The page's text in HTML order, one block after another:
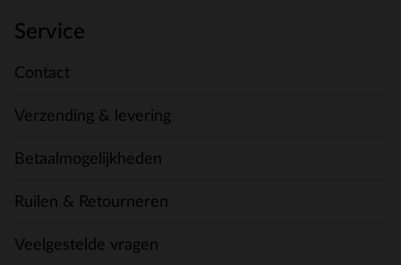
Service
Contact
Verzending & levering
Betaalmogelijkheden
Ruilen & Retourneren
Veelgestelde vragen